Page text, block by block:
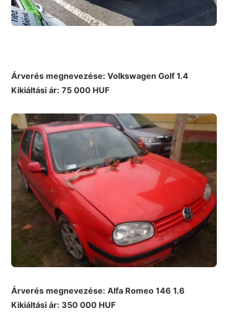
Árverés megnevezése: Volkswagen Golf 1.4
Kikiáltási ár: 75 000 HUF
Árverés megnevezése: Alfa Romeo 146 1.6
Kikiáltási ár: 350 000 HUF